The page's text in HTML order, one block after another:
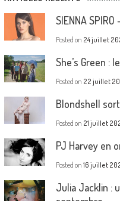
SIENNA
Posted on 24 juillet
She’s Green :
Posted on 22 juillet
Blondshell
Posted on 21 juillet
PJ Harvey en
Posted on 16 juillet
Julia Jacklin :